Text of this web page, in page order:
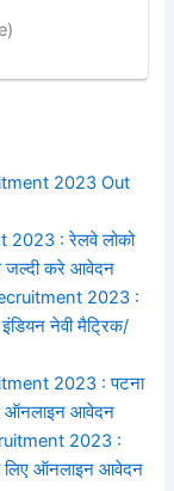
2023 Out
2023 : रेलवे लोको
जल्दी करे आवेदन
2023 :
नेवी मैट्रिक/
2023 : पटना
ऑनलाइन आवेदन
2023 :
लिए ऑनलाइन आवेदन